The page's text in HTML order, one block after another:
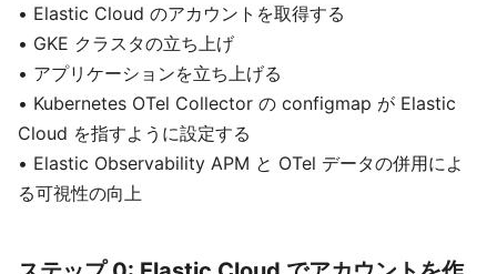
• Elastic Cloud のアカウントを取得する
• GKE クラスタの立ち上げ
• アプリケーションを立ち上げる
• Kubernetes OTel Collector の configmap が Elastic
Cloud を指すように設定する
• Elastic Observability APM と OTel データの併用によ
る可視性の向上